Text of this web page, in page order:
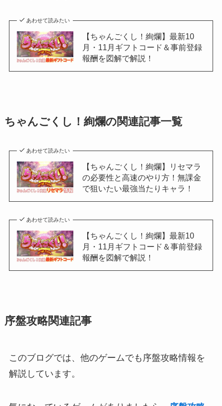
あわせて読みたい
【ちゃんごくし！絢爛】最新10
月・11月ギフトコード＆事前登録
報酬を図解で解説！
ちゃんごくし！絢爛の関連記事一覧
あわせて読みたい
【ちゃんごくし！絢爛】リセマラ
の必要性と高速のやり方！無課金
で狙いたい最強当たりキャラ！
あわせて読みたい
【ちゃんごくし！絢爛】最新10
月・11月ギフトコード＆事前登録
報酬を図解で解説！
序盤攻略関連記事
このブログでは、他のゲームでも序盤攻略情報を
解説しています。